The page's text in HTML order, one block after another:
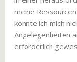
meine
konnte ich mich
Angelegenheiten
erforderlich